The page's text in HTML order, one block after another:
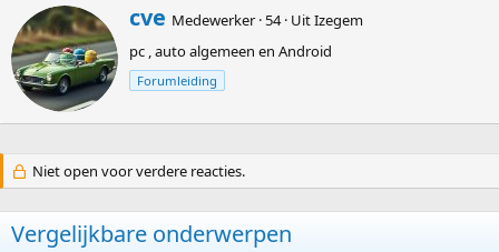
G
e
s
c
h
e
n
d
o
cve Medewerker · 54· UitIzegem
pc , auto algemeen en Android
Forumleiding
Niet open voor verdere reacties.
Vergelijkbare onderwerpen